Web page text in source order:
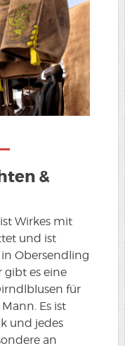
&
Wirkes mit
und ist
Obersendling
gibt es eine
für
Es ist
und jedes
an